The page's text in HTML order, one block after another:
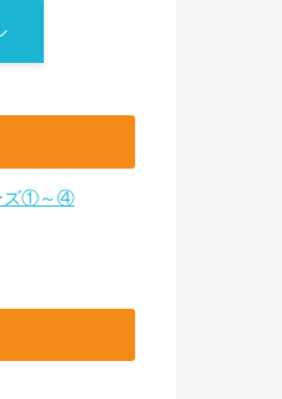
ズ①～④